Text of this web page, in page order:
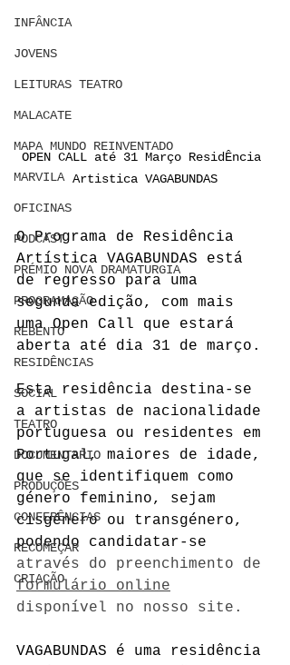
INFÂNCIA
JOVENS
LEITURAS TEATRO
MALACATE
MAPA MUNDO REINVENTADO
MARVILA
OFICINAS
PODCAST
PRÉMIO NOVA DRAMATURGIA
PROGRAMAÇÃO
REBENTO
RESIDÊNCIAS
SOCIAL
TEATRO
DOCUMENTARIO
PRODUÇÕES
CONFERÊNCIAS
RECOMEÇAR
CRIAÇÃO
OPEN CALL até 31 Março ResidÊncia
Artistica VAGABUNDAS
O Programa de Residência
Artística VAGABUNDAS está
de regresso para uma
segunda edição, com mais
uma Open Call que estará
aberta até dia 31 de março.
Esta residência destina-se
a artistas de nacionalidade
portuguesa ou residentes em
Portugal, maiores de idade,
que se identifiquem como
género feminino, sejam
cisgénero ou transgénero,
podendo candidatar-se
através do preenchimento de
formulário online
disponível no nosso site.
VAGABUNDAS é uma residência